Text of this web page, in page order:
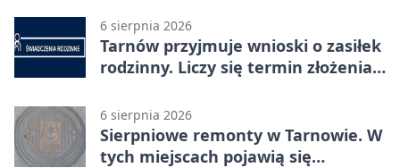
6 sierpnia 2026
Tarnów przyjmuje wnioski o zasiłek
rodzinny. Liczy się termin złożenia
6 sierpnia 2026
Sierpniowe remonty w Tarnowie. W
tych miejscach pojawią się